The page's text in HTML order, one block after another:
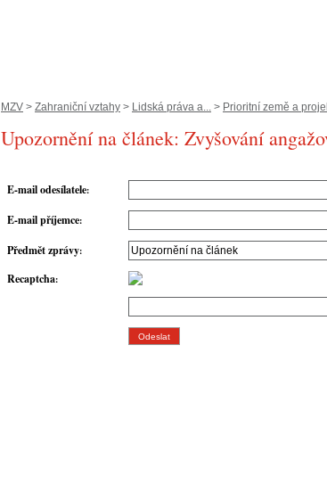
MZV > Zahraniční vztahy > Lidská práva a... > Prioritní země a
Upozornění na článek: Zvyšování
E-mail odesílatele:
E-mail příjemce:
Předmět zprávy:
Recaptcha: